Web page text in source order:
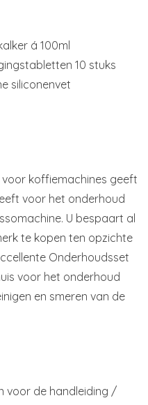
á 100ml
10 stuks
siliconenvet
koffiemachines geeft
voor het onderhoud
U bespaart al
te kopen ten opzichte
Onderhoudsset
voor het onderhoud
en smeren van de
voor de handleiding /